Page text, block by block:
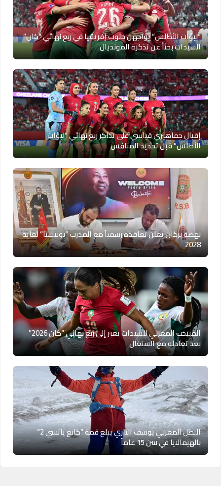
“لبؤات الأطلس” يواجهن جنوب إفريقيا في ربع نهائي “كان”
السيدات بحثاً عن تذكرة المونديال
إقبال جماهيري قياسي على تذاكر ربع نهائي “لبؤات
الأطلس” قبل تحديد المنافس
نهضة بركان يعلن تعاقده رسمياً مع المدرب “بوبيستا” لغاية
2028
المنتخب المغربي للسيدات يعبر إلى ربع نهائي “كان 2026”
بعد تعادله مع السنغال
البطل المغربي يوسف التازي يبلغ قمة “كانغ ياتسي 2”
بالهيمالايا في سن 15 عاماً